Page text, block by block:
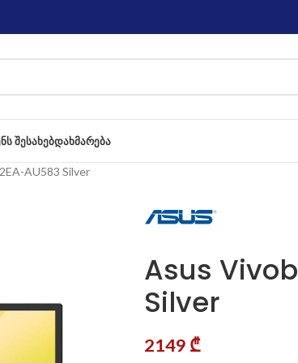
ᲨᲔᲡᲐᲮᲔᲑᲓᲐᲮᲛᲐᲠᲔᲑᲐ
AU583 Silver
Asus
Silver
2149 ₾